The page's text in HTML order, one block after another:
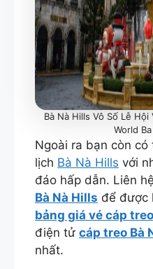
Bà Nà Hills Vô Số Lễ
World
Ngoài ra bạn còn
lịch Bà Nà Hills với
đáo hấp dẫn. Liên hệ
Bà Nà Hills để được
bảng giá vé cáp
điện tử cáp treo Bà
nhất.